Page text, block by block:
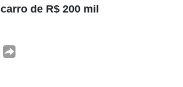
carro de R$ 200 mil